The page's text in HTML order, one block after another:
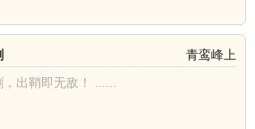
青鸾峰上
出鞘即无敌！ ......